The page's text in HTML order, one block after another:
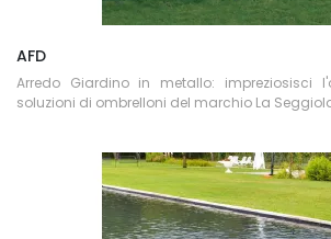
AFD
Arredo Giardino in metallo: impreziosisci
soluzioni di ombrelloni del marchio La